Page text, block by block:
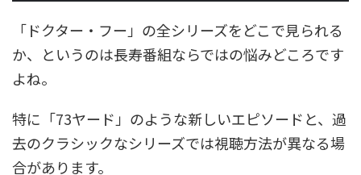
「ドクター・フー」の全シリーズをどこで見られる
か、というのは長寿番組ならではの悩みどころです
よね。
特に「73ヤード」のような新しいエピソードと、過
去のクラシックなシリーズでは視聴方法が異なる場
合があります。